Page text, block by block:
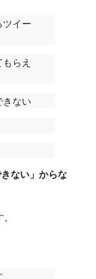
ツイー
らえ
きない
ない」からな